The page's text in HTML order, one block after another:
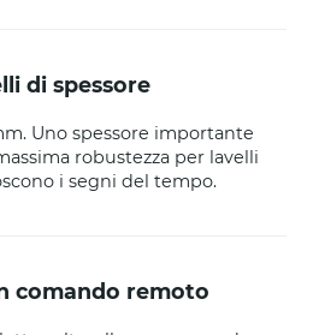
di spessore
Uno spessore importante
robustezza per lavelli
i segni del tempo.
comando remoto